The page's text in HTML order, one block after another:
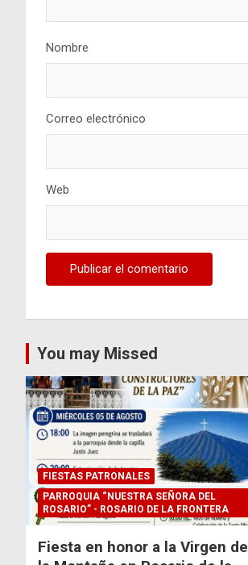
Nombre
Correo electrónico
Web
You may Missed
FIESTAS PATRONALES
PARROQUIA “NUESTRA SEÑORA DEL
ROSARIO” - ROSARIO DE LA FRONTERA
Fiesta en honor a la Virgen de